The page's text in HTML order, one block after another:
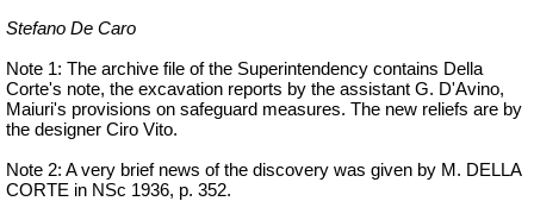
Stefano De Caro
Note 1: The archive file of the Superintendency contains Della
Corte's note, the excavation reports by the assistant G. D'Avino,
Maiuri's provisions on safeguard measures. The new reliefs are by
the designer Ciro Vito.
Note 2: A very brief news of the discovery was given by M. DELLA
CORTE in NSc 1936, p. 352.